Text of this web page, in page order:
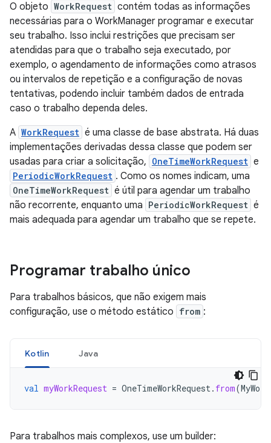
O objeto WorkRequest contém todas as informações
necessárias para o WorkManager programar e executar
seu trabalho. Isso inclui restrições que precisam ser
atendidas para que o trabalho seja executado, por
exemplo, o agendamento de informações como atrasos
ou intervalos de repetição e a configuração de novas
tentativas, podendo incluir também dados de entrada
caso o trabalho dependa deles.
A WorkRequest é uma classe de base abstrata. Há duas
implementações derivadas dessa classe que podem ser
usadas para criar a solicitação, OneTimeWorkRequest e
PeriodicWorkRequest . Como os nomes indicam, uma
OneTimeWorkRequest é útil para agendar um trabalho
não recorrente, enquanto uma PeriodicWorkRequest é
mais adequada para agendar um trabalho que se repete.
Programar trabalho único
Para trabalhos básicos, que não exigem mais
configuração, use o método estático from :
Kotlin Java
val myWorkRequest = OneTimeWorkRequest. from(MyWork
Para trabalhos mais complexos, use um builder: